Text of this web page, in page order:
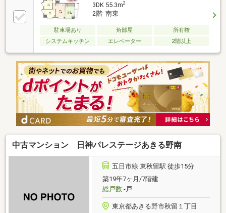
3DK 55.3m2
2階 南東
駐車場あり 角部屋
所有権
システムキッチン
エレベーター 2階以上
中古マンション 日神パレステージあきる野南
五日市線 東秋留駅 徒歩15分
築19年7ヶ月/7階建
総戸数-戸
東京都あきる野市秋留１丁目